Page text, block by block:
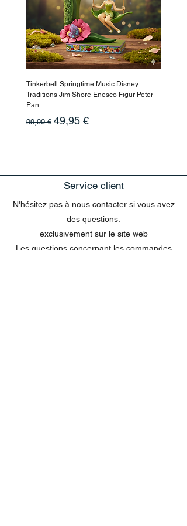
Tinkerbell Springtime Music Disney
Traditions Jim Shore Enesco Figur Peter
Pan
Prix original
99,90 € Prix promotionnel
49,95 €
Jasmin
Prix
199,90 €
Service client
N'hésitez pas à nous contacter si vous avez
des questions.
exclusivement sur le site web
Les questions concernant les commandes